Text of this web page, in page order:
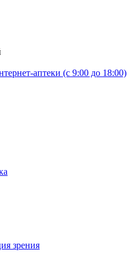
аптеки (с 9:00 до 18:00)
зрения